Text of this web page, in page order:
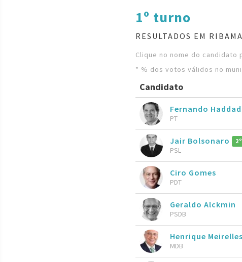
1º turno
RESULTADOS EM
Clique no nome do
* % dos votos válidos no
Candidato
Fernando Haddad
PT
Jair Bolsonaro
PSL
Ciro Gomes
PDT
Geraldo Alckmin
PSDB
Henrique Meirelles
MDB